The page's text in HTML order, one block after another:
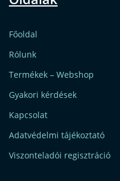
Főoldal
Rólunk
Termékek – Webshop
Gyakori kérdések
Kapcsolat
Adatvédelmi tájékoztató
Viszonteladói regisztráció